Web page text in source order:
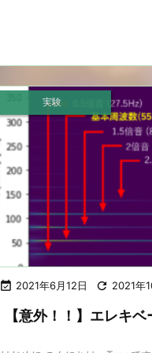
 2021年6月12日  2021年
実験
【意外！！】エレキ